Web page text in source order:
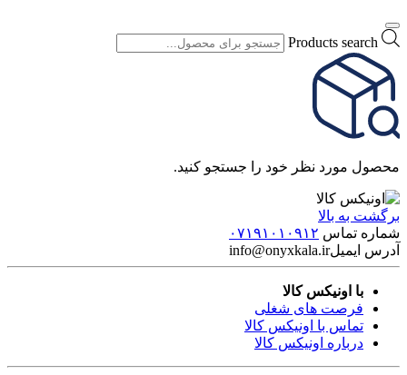
Products search
محصول مورد نظر خود را جستجو کنید.
برگشت به بالا
شماره تماس ۰۷۱۹۱۰۱۰۹۱۲
آدرس ایمیلinfo@onyxkala.ir
با اونیکس کالا
فرصت های شغلی
تماس با اونیکس کالا
درباره اونیکس کالا